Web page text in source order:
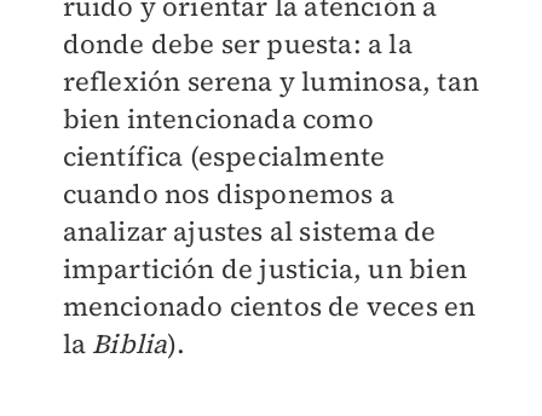
donde debe ser puesta: a la
reflexión serena y luminosa, tan
bien intencionada como
científica (especialmente
cuando nos disponemos a
analizar ajustes al sistema de
impartición de justicia, un bien
mencionado cientos de veces en
la Biblia).